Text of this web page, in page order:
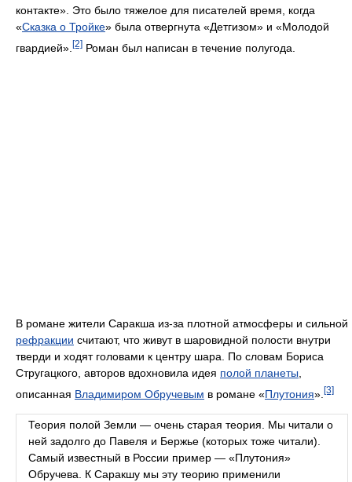
контакте». Это было тяжелое для писателей время, когда
«Сказка о Тройке» была отвергнута «Детгизом» и «Молодой
гвардией». [2] Роман был написан в течение полугода.
В романе жители Саракша из-за плотной атмосферы и сильной
рефракции считают, что живут в шаровидной полости внутри
тверди и ходят головами к центру шара. По словам Бориса
Стругацкого, авторов вдохновила идея полой планеты
описанная Владимиром Обручевым в романе «Плутония». [3]
Теория полой Земли — очень старая теория. Мы читали о
ней задолго до Павеля и Бержье (которых тоже читали).
Самый известный в России пример — «Плутония»
Обручева. К Саракшу мы эту теорию применили